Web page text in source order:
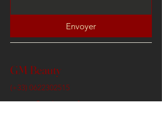
Envoyer
GM Beauty
(+33) 0622302515
contact@gmbeauty.fr